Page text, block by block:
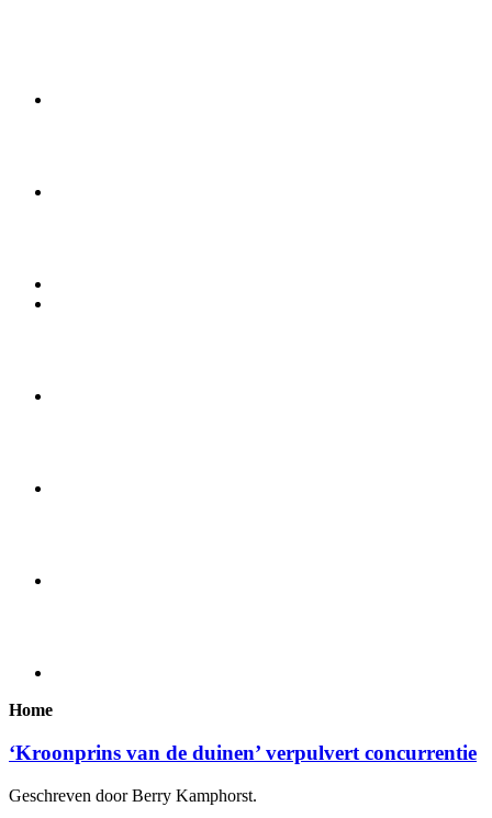
Home
‘Kroonprins van de duinen’ verpulvert concurrentie
Geschreven door Berry Kamphorst.